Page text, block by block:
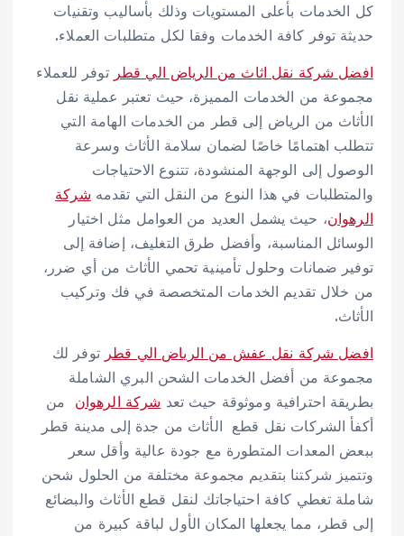
كل الخدمات بأعلى المستويات وذلك بأساليب وتقنيات
حديثة توفر كافة الخدمات وفقا لكل متطلبات العملاء.
افضل شركة نقل اثاث من الرياض الي قطر توفر للعملاء
مجموعة من الخدمات المميزة، حيث تعتبر عملية نقل
الأثاث من الرياض إلى قطر من الخدمات الهامة التي
تتطلب اهتمامًا خاصًا لضمان سلامة الأثاث وسرعة
الوصول إلى الوجهة المنشودة، تتنوع الاحتياجات
والمتطلبات في هذا النوع من النقل التي تقدمه شركة
الرهوان، حيث يشمل العديد من العوامل مثل اختيار
الوسائل المناسبة، وأفضل طرق التغليف، إضافة إلى
توفير ضمانات وحلول تأمينية تحمي الأثاث من أي ضرر،
من خلال تقديم الخدمات المتخصصة في فك وتركيب
الأثاث.
افضل شركة نقل عفش من الرياض الي قطر توفر لك
مجموعة من أفضل الخدمات الشحن البري الشاملة
بطريقة احترافية وموثوقة حيث تعد شركة الرهوان من
أكفأ الشركات نقل قطع الأثاث من جدة إلى مدينة قطر
ببعض المعدات المتطورة مع جودة عالية وأقل سعر
وتتميز شركتنا بتقديم مجموعة مختلفة من الحلول شحن
شاملة تغطي كافة احتياجاتك لنقل قطع الأثاث والبضائع
إلى قطر، مما يجعلها المكان الأول لباقة كبيرة من